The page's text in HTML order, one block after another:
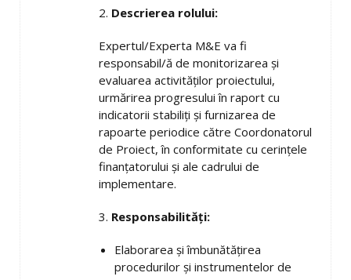
2. Descrierea rolului:
Expertul/Experta M&E va fi
responsabil/ă de monitorizarea și
evaluarea activităților proiectului,
urmărirea progresului în raport cu
indicatorii stabiliți și furnizarea de
rapoarte periodice către Coordonatorul
de Proiect, în conformitate cu cerințele
finanțatorului și ale cadrului de
implementare.
3. Responsabilități:
Elaborarea și îmbunătățirea
procedurilor și instrumentelor de